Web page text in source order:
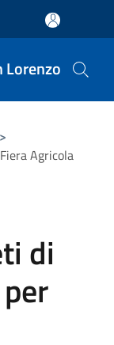
Lorenzo
>
Agricola
di